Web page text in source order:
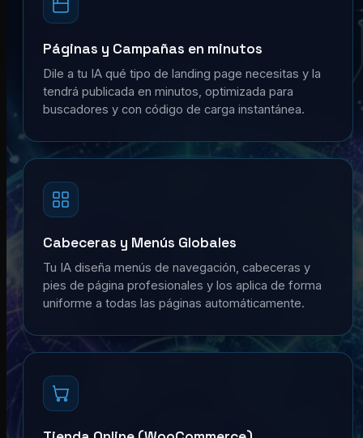
Páginas y Campañas en minutos
Dile a tu IA qué tipo de landing page necesitas y la
tendrá publicada en minutos, optimizada para
buscadores y con código de carga instantánea.
Cabeceras y Menús Globales
Tu IA diseña menús de navegación, cabeceras y
pies de página profesionales y los aplica de forma
uniforme a todas las páginas automáticamente.